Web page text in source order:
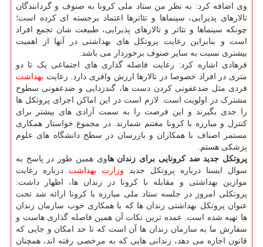
وی اضافه کرد: به نظر من ستاد ملی کرونا به صنوف و گردانندگان
تالارهای پذیرایی، سینماها و تئاترها اعتماد برجسته ای کرده است؛
چونکه سینماها و تئاتر و تالارهای پذیرایی، طبیعت شان تجمع افراد
است و بنابراین رعایت پروتکل های بهداشتی در آنها از اهمیت
بیشتری نسبت به سایر صنوف برخوردار می باشد.
فرهادی اشاره کرد: رعایت فاصله گذاری های اجتماعی یک تا دو
متری در افراد خصوصا در تالارها ارزش وافری دارد. رعایت بهداشت
فردی مثل ضدعفونی کردن دست ها، گندزدایی و ضدعفونی سطوح
مشترک در اولویت است. لازم است در این اماکن اجرای پروتکل ها
را جدی بگیرند و این فرصت را به سمت آزادی های بیشتر برای
کنترل و مبارزه با کرونا مغتنم شمارند. در مجموع خواستار همکاری
مستمر اصناف با همکاران و بازرسان در سطح دانشگاه های علوم
پزشکی هستم.
پروتکل جدید ضد کرونایی برای زندان هاوی همین طور در پاسخ به
سوال ایسنا درباره پروتکل جدید وزارت بهداشت درباره رعایت
موازین بهداشتی و مقابله با کرونا در زندان ها، اظهار داشت:
پروتکلی امروز در جلسه ستاد ملی مبارزه با کرونا ارائه شد تحت
عنوان پروتکل بهداشتی زندان ها که با همکاری خوب سازمان زندان
ها تهیه شده است. عمده ترین نکات آن همین فاصله گذاری هاست و
سفارش ما به سازمان زندان ها آن است که تا حد امکان و جایی که
قانون اجازه می دهد، زندانی هایی که به مرخصی رفته اند، همچنان